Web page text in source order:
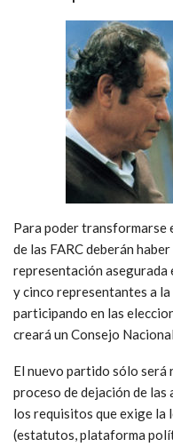
Para poder
de las FARC deberán
representación asegurada
y cinco representantes a la
participando en las
creará un Consejo
El nuevo partido sólo será
proceso de dejación de
los requisitos que exige la
(estatutos, plataforma